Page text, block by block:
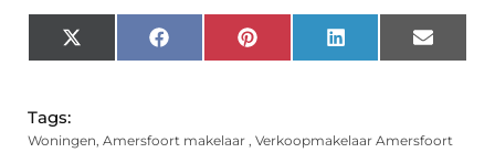
X
(Twitter)
FacebookPinterest LinkedIn Email
Tags:
Woningen, Amersfoort makelaar , Verkoopmakelaar Amersfoort